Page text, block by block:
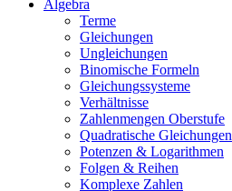
Algebra
Terme
Gleichungen
Ungleichungen
Binomische Formeln
Gleichungssysteme
Verhältnisse
Zahlenmengen Oberstufe
Quadratische Gleichungen
Potenzen & Logarithmen
Folgen & Reihen
Komplexe Zahlen